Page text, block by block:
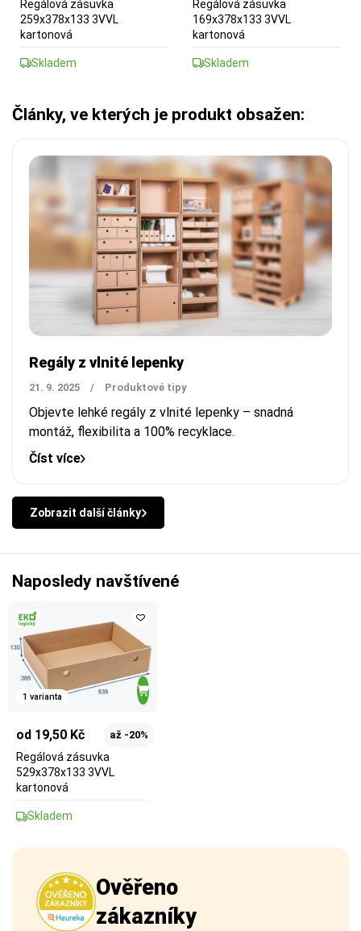
Regálová zásuvka
259x378x133 3VVL
kartonová
Skladem
Regálová zásuvka
169x378x133 3VVL
kartonová
Skladem
Články, ve kterých je produkt obsažen:
Regály z vlnité lepenky
21. 9. 2025 / Produktové tipy
Objevte lehké regály z vlnité lepenky – snadná
montáž, flexibilita a 100% recyklace.
Číst více
Zobrazit další články
Naposledy navštívené
1 varianta
od 19,50 Kč až -20%
Regálová zásuvka
529x378x133 3VVL
kartonová
Skladem
Ověřeno
zákazníky